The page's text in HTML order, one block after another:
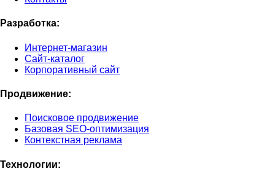
Разработка:
Интернет-магазин
Сайт-каталог
Корпоративный сайт
Продвижение:
Поисковое продвижение
Базовая SEO-оптимизация
Контекстная реклама
Технологии: